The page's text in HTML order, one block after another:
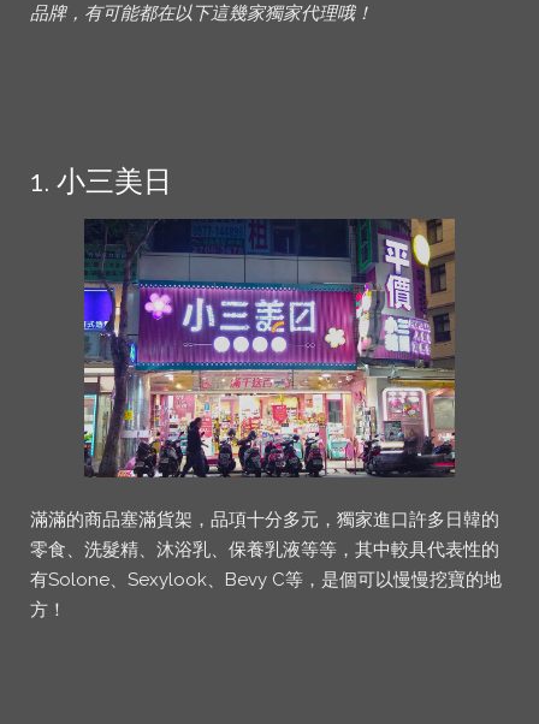
品牌，有可能都在以下這幾家獨家代理哦！
1. 小三美日
滿滿的商品塞滿貨架，品項十分多元，獨家進口許多日韓的
零食、洗髮精、沐浴乳、保養乳液等等，其中較具代表性的
有Solone、Sexylook、Bevy C等，是個可以慢慢挖寶的地
方！